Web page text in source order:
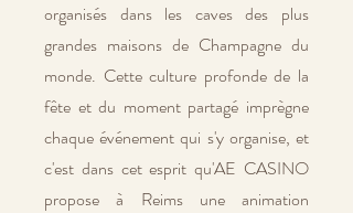
organisés dans les caves des plus
grandes maisons de Champagne du
monde. Cette culture profonde de la
fête et du moment partagé imprègne
chaque événement qui s'y organise, et
c'est dans cet esprit qu'AE CASINO
propose à Reims une animation